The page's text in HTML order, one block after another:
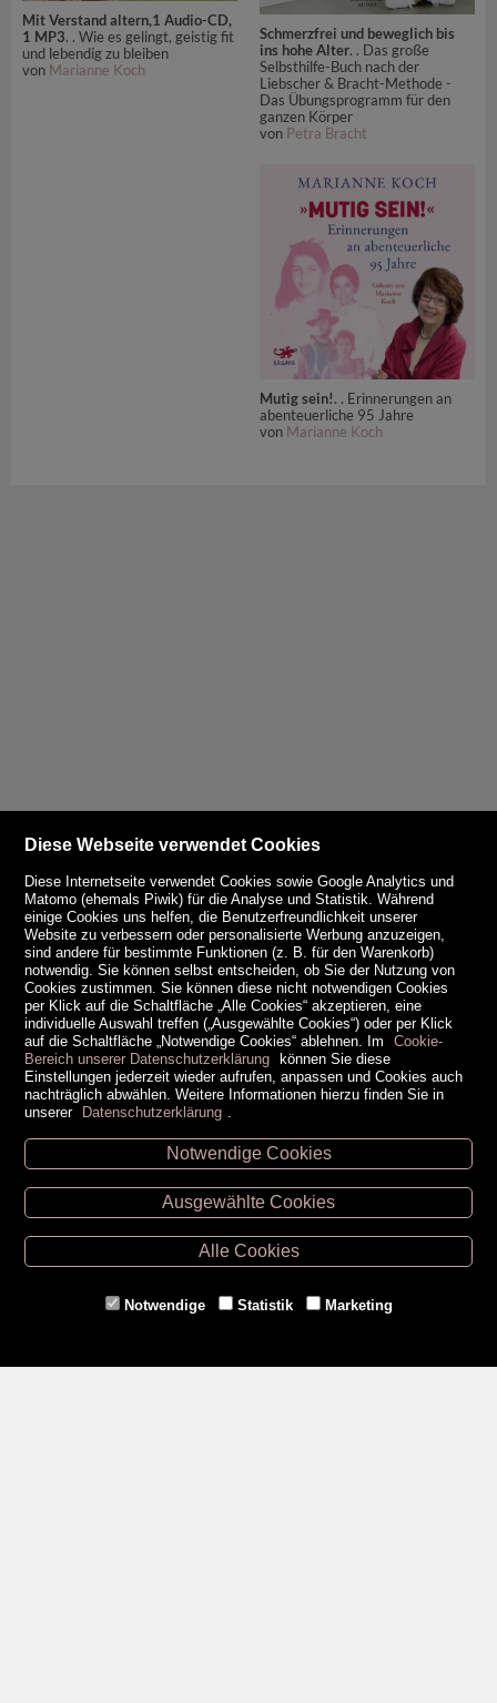
Mit Verstand altern,1 Audio-CD,
1 MP3. . Wie es gelingt, geistig fit
und lebendig zu bleiben
von Marianne Koch
Schmerzfrei und beweglich bis
ins hohe Alter. . Das große
Selbsthilfe-Buch nach der
Liebscher & Bracht-Methode -
Das Übungsprogramm für den
ganzen Körper
von Petra Bracht
Mutig sein!. . Erinnerungen an
abenteuerliche 95 Jahre
von Marianne Koch
Unsere Öffnungszeiten
Retz -02942/20433
Hollabrunn -02952/30057
Eggenburg -02984/3836
Gmünd -
Diese Webseite verwendet Cookies
Diese Internetseite verwendet Cookies sowie Google Analytics und
Matomo (ehemals Piwik) für die Analyse und Statistik. Während
einige Cookies uns helfen, die Benutzerfreundlichkeit unserer
Website zu verbessern oder personalisierte Werbung anzuzeigen,
sind andere für bestimmte Funktionen (z. B. für den Warenkorb)
notwendig. Sie können selbst entscheiden, ob Sie der Nutzung von
Cookies zustimmen. Sie können diese nicht notwendigen Cookies
per Klick auf die Schaltfläche „Alle Cookies“ akzeptieren, eine
individuelle Auswahl treffen („Ausgewählte Cookies“) oder per Klick
auf die Schaltfläche „Notwendige Cookies“ ablehnen. Im
Cookie-
Bereich unserer Datenschutzerklärung können Sie diese
Einstellungen jederzeit wieder aufrufen, anpassen und Cookies auch
nachträglich abwählen. Weitere Informationen hierzu finden Sie in
unserer Datenschutzerklärung
Notwendige Cookies
Ausgewählte Cookies
Alle Cookies
Notwendige Statistik Marketing